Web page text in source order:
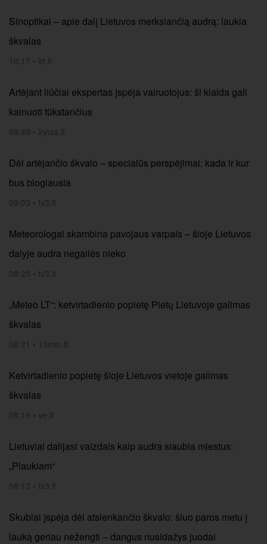
Sinoptikai – apie dalį Lietuvos merksiančią audrą: laukia
škvalas
10:17 • lrt.lt
Artėjant liūčiai ekspertas įspėja vairuotojus: ši klaida gali
kainuoti tūkstančius
09:49 • lrytas.lt
Dėl artėjančio škvalo – specialūs perspėjimai: kada ir kur
bus blogiausia
09:03 • tv3.lt
Meteorologai skambina pavojaus varpais – šioje Lietuvos
dalyje audra negailės nieko
08:25 • tv3.lt
„Meteo LT“: ketvirtadienio popietę Pietų Lietuvoje galimas
škvalas
08:21 • 15min.lt
Ketvirtadienio popietę šioje Lietuvos vietoje galimas
škvalas
08:19 • ve.lt
Lietuviai dalijasi vaizdais kaip audra siaubia miestus:
„Plaukiam“
08:13 • tv3.lt
Skubiai įspėja dėl atslenkančio škvalo: šiuo paros metu į
lauką geriau nežengti – dangus nusidažys juodai